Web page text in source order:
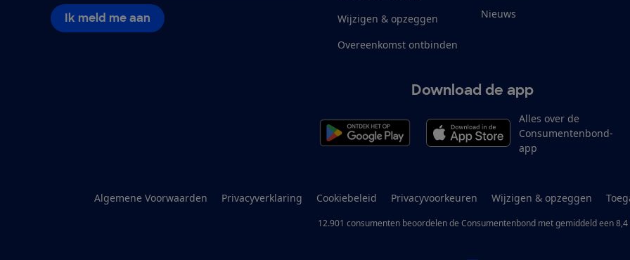
Ik meld me aan
Wijzigen & opzeggen
Overeenkomst ontbinden
Nieuws
Download de app
Alles over de
Consumentenbond-
app
Algemene Voorwaarden Privacyverklaring Cookiebeleid Privacyvoorkeuren Wijzigen & opzeggen
12.901 consumenten beoordelen de Consumentenbondmet gemiddeld een 8,4